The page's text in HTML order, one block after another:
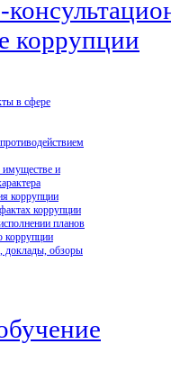
коррупции
в сфере
имуществе и
коррупции
коррупции
планов
коррупции
доклады, обзоры